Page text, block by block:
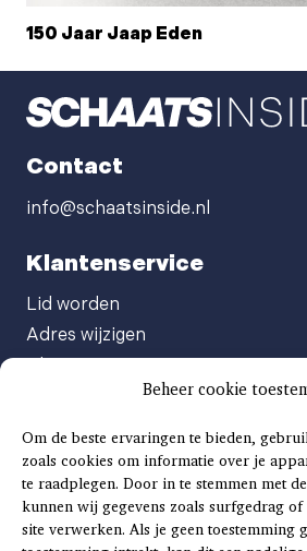
Beheer cookie
Om de beste ervaringen te bieden,
zoals cookies om informatie over je
te raadplegen. Door in te stemmen met
kunnen wij gegevens zoals surfgedrag of
site verwerken. Als je geen toestemming
150 Jaar Jaap Eden
Contact
info@schaatsinside.nl
Klantenservice
Lid worden
Adres wijzigen
Abonnement opzeggen
Afgeven automatische incasso
Factuur betalen
Klachtenformulier
Overige vragen